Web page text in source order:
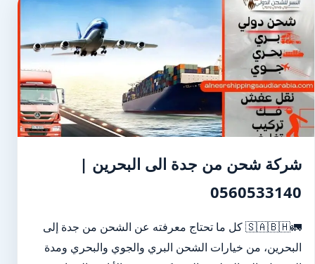
شركة شحن من جدة الى البحرين |
0560533140
🚛🇸🇦🇧🇭 كل ما تحتاج معرفته عن الشحن من جدة إلى
البحرين، من خيارات الشحن البري والجوي والبحري ومدة